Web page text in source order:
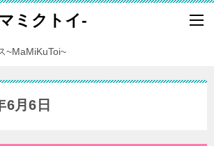
ミクトイ-
~MaMiKuToi~
6月6日